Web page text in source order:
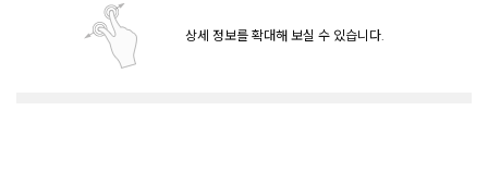
상세 정보를 확대해 보실 수 있습니다.